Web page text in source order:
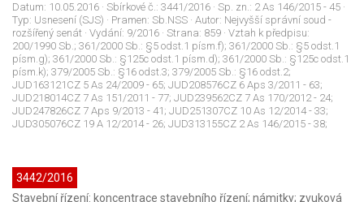
Datum: 10.05.2016 · Sbírkové č.: 3441/2016 · Sp. zn.: 2 As 146/2015 - 45 ·
Typ: Usnesení (SJS) · Pramen: Sb.NSS · Autor: Nejvyšší správní soud -
rozšířený senát · Vydání: 9/2016 · Strana: 859 · Vztah k předpisu:
200/1990 Sb.; 361/2000 Sb.: §5 odst.1 písm.f); 361/2000 Sb.: §5 odst.1
písm.g); 361/2000 Sb.: §125c odst.1 písm.d); 361/2000 Sb.: §125c odst.1
písm.k); 379/2005 Sb.: §16 odst.3; 379/2005 Sb.: §16 odst.2;
JUD163121CZ 5 As 24/2009 - 65; JUD208576CZ 6 Aps 3/2011 - 63;
JUD218014CZ 7 As 151/2011 - 77; JUD239562CZ 7 As 170/2012 - 24;
JUD247826CZ 7 Aps 9/2013 - 41; JUD251307CZ 10 As 12/2014 - 33;
JUD305076CZ 19 A 12/2014 - 26; JUD313155CZ 2 As 146/2015 - 38;
3442/2016
Stavební řízení: koncentrace stavebního řízení; námitky; zvuková